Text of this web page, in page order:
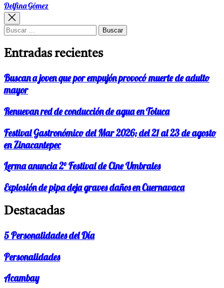
entradas
siguiente:
Delfina Gómez
Buscar:
Entradas recientes
Buscan a joven que por empujón provocó muerte de adulto
mayor
Renuevan red de conducción de agua en Toluca
Festival Gastronómico del Mar 2026; del 21 al 23 de agosto
en Zinacantepec
Lerma anuncia 2° Festival de Cine Umbrales
Explosión de pipa deja graves daños en Cuernavaca
Destacadas
5 Personalidades del Día
Personalidades
Acambay